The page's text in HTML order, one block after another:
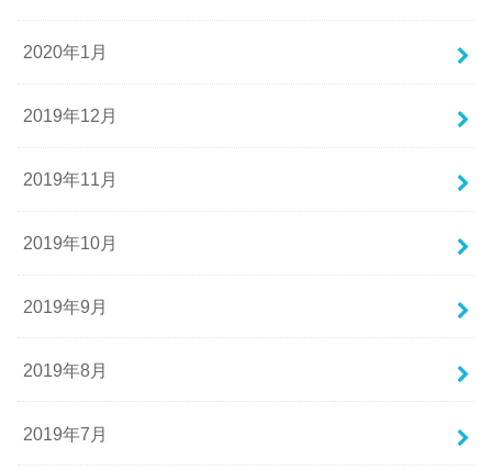
2020年1月
2019年12月
2019年11月
2019年10月
2019年9月
2019年8月
2019年7月